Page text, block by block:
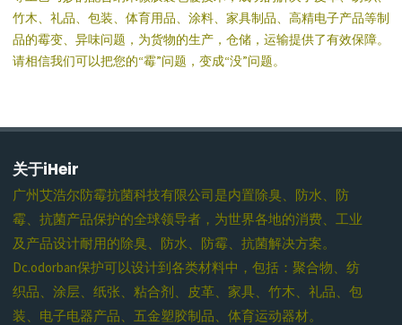
竹木、礼品、包装、体育用品、涂料、家具制品、高精电子产品等制
品的霉变、异味问题，为货物的生产，仓储，运输提供了有效保障。
请相信我们可以把您的“霉”问题，变成“没”问题。
关于iHeir
广州艾浩尔防霉抗菌科技有限公司是内置除臭、防水、防
霉、抗菌产品保护的全球领导者，为世界各地的消费、工业
及产品设计耐用的除臭、防水、防霉、抗菌解决方案。
Dc.odorban保护可以设计到各类材料中，包括：聚合物、纺
织品、涂层、纸张、粘合剂、皮革、家具、竹木、礼品、包
装、电子电器产品、五金塑胶制品、体育运动器材。